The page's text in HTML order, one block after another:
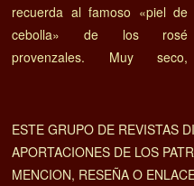
recuerda al famoso «piel de
cebolla» de los rosé
provenzales. Muy seco,
ESTE GRUPO DE REVISTAS
APORTACIONES DE LOS
MENCION, RESEÑA O